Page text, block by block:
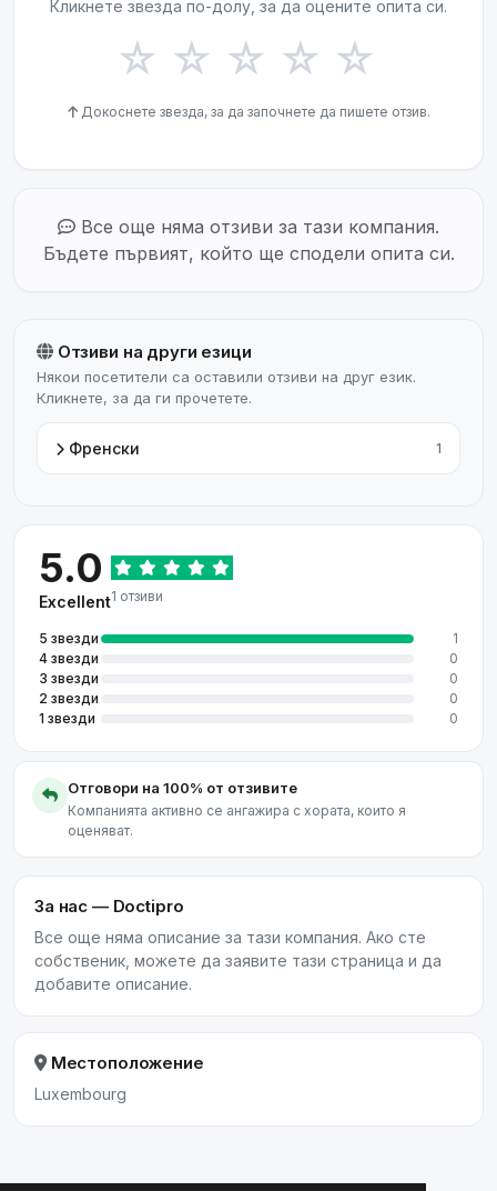
Кликнете звезда по-долу, за да оцените опита си.
☆ ☆ ☆ ☆ ☆
Докоснете звезда, за да започнете да пишете отзив.
Все още няма отзиви за тази компания.
Бъдете първият, който ще сподели опита си.
Отзиви на други езици
Някои посетители са оставили отзиви на друг език.
Кликнете, за да ги прочетете.
Френски 1
5.0
Excellent1 отзиви
5 звезди
1
4 звезди
0
3 звезди
0
2 звезди
0
1 звезди
0
Отговори на 100% от отзивите
Компанията активно се ангажира с хората, които я
оценяват.
За нас — Doctipro
Все още няма описание за тази компания. Ако сте
собственик, можете да заявите тази страница и да
добавите описание.
Местоположение
Luxembourg